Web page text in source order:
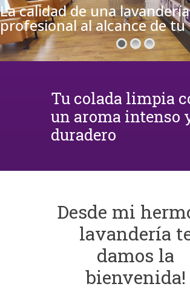
La calidad de una lavandería
profesional al alcance de tu
Tu colada limpia
un aroma intenso
duradero
Desde mi
lavandería
damos la
bienvenida!